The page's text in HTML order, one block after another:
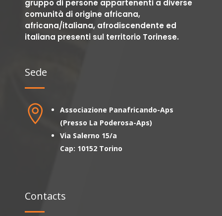
gruppo di persone appartenenti a diverse
comunità di origine africana,
africana/italiana, afrodiscendente ed
italiana presenti sul territorio Torinese.
Sede

Associazione Panafricando-Aps
(Presso La Poderosa-Aps)
Via Salerno 15/a
Cap: 10152 Torino
Contacts